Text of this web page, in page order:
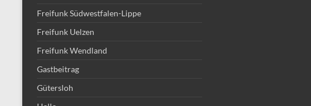
Freifunk Südwestfalen-Lippe
Freifunk Uelzen
Freifunk Wendland
Gastbeitrag
Gütersloh